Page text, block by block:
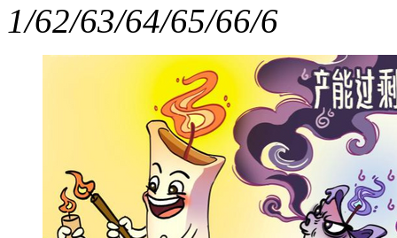
1/62/63/64/65/66/6